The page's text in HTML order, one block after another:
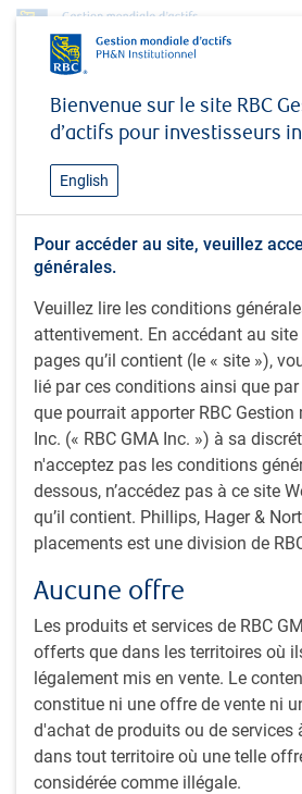
Bienvenue sur le site RBC
d’actifs pour investisseurs
English
Pour accéder au site, veuillez
générales.
Veuillez lire les conditions
attentivement. En accédant au
pages qu’il contient (le « site »),
lié par ces conditions ainsi que
que pourrait apporter RBC
Inc. (« RBC GMA Inc. ») à sa
n'acceptez pas les conditions
dessous, n’accédez pas à ce site
qu’il contient. Phillips, Hager &
placements est une division de
Aucune offre
Les produits et services de RBC
offerts que dans les territoires où
légalement mis en vente. Le
constitue ni une offre de vente ni
d'achat de produits ou de services
dans tout territoire où une telle
considérée comme illégale.
L’assouplissement est-il pour
bientôt ?
PERSPECTIVES
15 minutes, 20 seconds pour
Par
Eric Lascelles
Alors que l’inflation commence à
de taux sont amorcées, Eric
encourageants dans la dernière
examine les données sur l’inflation
banques centrales, y compris les
la Banque d’Angleterre, de la Banque
de la Banque du Canada et de la
La convergence grandissante
États-Unis, qui ralentit, et celle
commencent à rattraper leur
Les perspectives de la
dépenses, l’épargne, les salaires
l’emploi.
Les derniers chiffres sur le